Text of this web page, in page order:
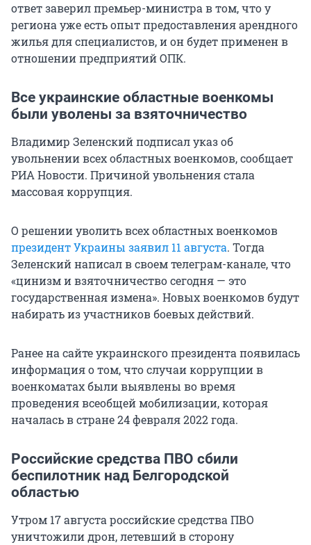
ответ заверил премьер-министра в том, что у
региона уже есть опыт предоставления арендного
жилья для специалистов, и он будет применен в
отношении предприятий ОПК.
Все украинские областные военкомы
были уволены за взяточничество
Владимир Зеленский подписал указ об
увольнении всех областных военкомов, сообщает
РИА Новости. Причиной увольнения стала
массовая коррупция.
О решении уволить всех областных военкомов
президент Украины заявил 11 августа. Тогда
Зеленский написал в своем телеграм-канале, что
«цинизм и взяточничество сегодня — это
государственная измена». Новых военкомов будут
набирать из участников боевых действий.
Ранее на сайте украинского президента появилась
информация о том, что случаи коррупции в
военкоматах были выявлены во время
проведения всеобщей мобилизации, которая
началась в стране 24 февраля 2022 года.
Российские средства ПВО сбили
беспилотник над Белгородской
областью
Утром 17 августа российские средства ПВО
уничтожили дрон, летевший в сторону